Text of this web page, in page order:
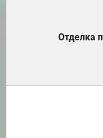
Отделка